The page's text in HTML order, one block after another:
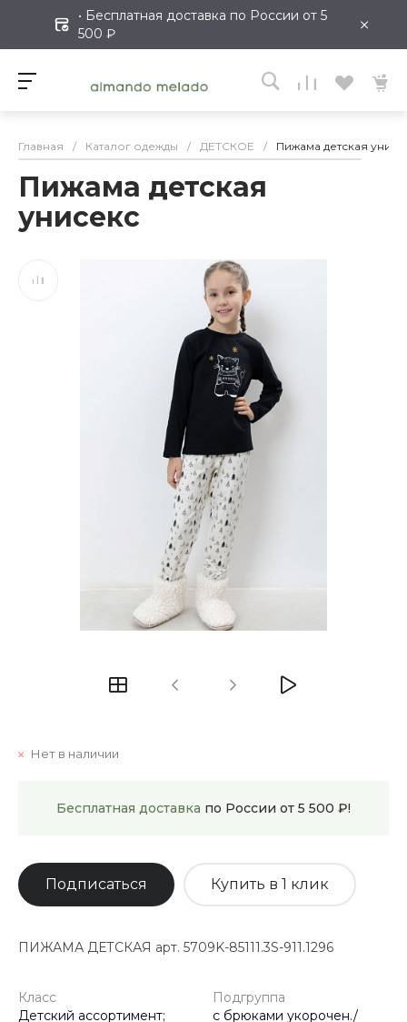
• Бесплатная доставка по России от 5
500 ₽
×
Главная / Каталог одежды / ДЕТСКОЕ / Пижама детская
Пижама детская
унисекс
Нет в наличии
Бесплатная доставка по России от 5 500 ₽!
Подписаться Купить в 1 клик
ПИЖАМА ДЕТСКАЯ арт. 5709K-85111.3S-911.1296
Класс
Детский ассортимент;
Подгруппа
с брюками укорочен./